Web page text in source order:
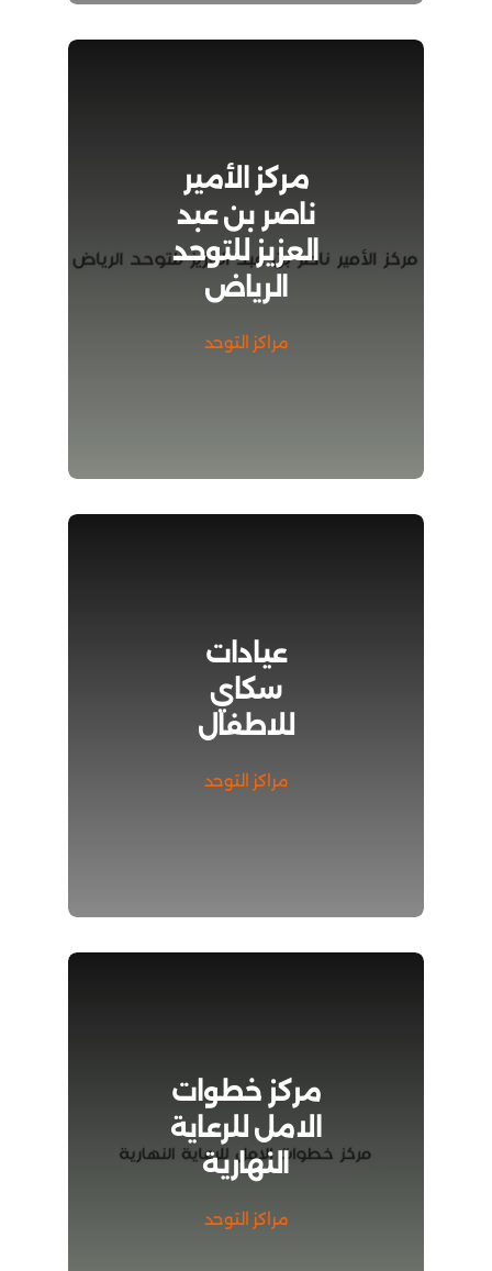
مركز الأمير
ناصر بن عبد
العزيز للتوحد
الرياض
مراكز التوحد
عيادات
سكاي
للاطفال
مراكز التوحد
مركز خطوات
الامل للرعاية
النهارية
مراكز التوحد